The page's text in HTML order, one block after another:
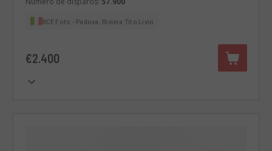
RCE Foto - Padova, Riviera Tito Livio
€2.400